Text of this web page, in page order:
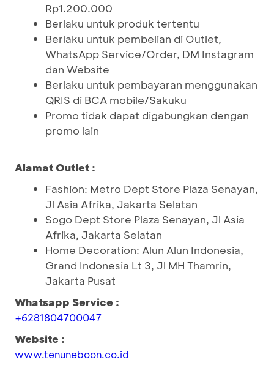
Rp1.200.000
Berlaku untuk produk tertentu
Berlaku untuk pembelian di Outlet,
WhatsApp Service/Order, DM Instagram
dan Website
Berlaku untuk pembayaran menggunakan
QRIS di BCA mobile/Sakuku
Promo tidak dapat digabungkan dengan
promo lain
Alamat Outlet :
Fashion: Metro Dept Store Plaza Senayan,
Jl Asia Afrika, Jakarta Selatan
Sogo Dept Store Plaza Senayan, Jl Asia
Afrika, Jakarta Selatan
Home Decoration: Alun Alun Indonesia,
Grand Indonesia Lt 3, Jl MH Thamrin,
Jakarta Pusat
Whatsapp Service :
+6281804700047
Website :
www.tenuneboon.co.id